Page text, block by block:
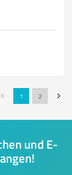
1 2
und E-